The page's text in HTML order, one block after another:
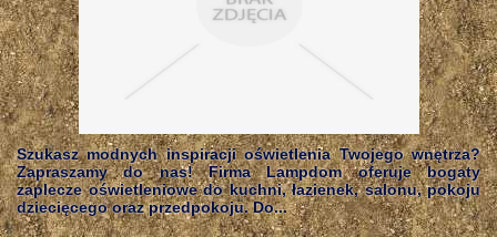
Szukasz modnych inspiracji oświetlenia Twojego wnętrza?
Zapraszamy do nas! Firma Lampdom oferuje bogaty
zaplecze oświetleniowe do kuchni, łazienek, salonu, pokoju
dziecięcego oraz przedpokoju. Do...